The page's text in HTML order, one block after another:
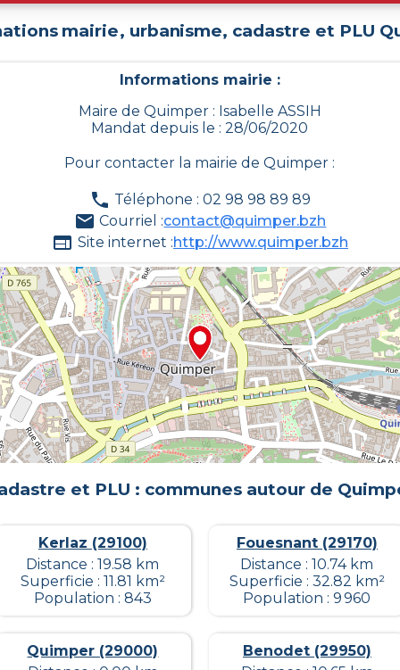
mairie, urbanisme, cadastre et PLU
Informations mairie :
Maire de Quimper : Isabelle ASSIH
Mandat depuis le : 28/06/2020
Pour contacter la mairie deQuimper :
Téléphone : 02 98 98 89 89
Courriel :contact@quimper.bzh
Site internet :http://www.quimper.bzh
et PLU : communes autour de
Kerlaz (29100)
Distance : 19.58 km
Superficie : 11.81 km²
Population : 843
Fouesnant (29170)
Distance : 10.74 km
Superficie : 32.82 km²
Population : 9 960
Quimper (29000)
Benodet (29950)